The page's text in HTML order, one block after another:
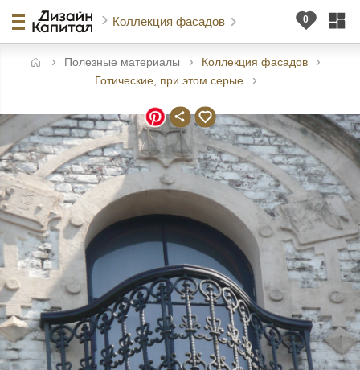
Коллекция фасадов
Полезные материалы
Коллекция фасадов
Готические, при этом серые